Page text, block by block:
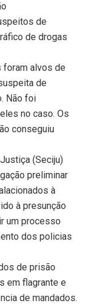
de
de drogas
foram alvos de
de
Não foi
no caso. Os
conseguiu
(Seciju)
preliminar
à
à presunção
um processo
dos policias
de prisão
em flagrante e
de mandados.